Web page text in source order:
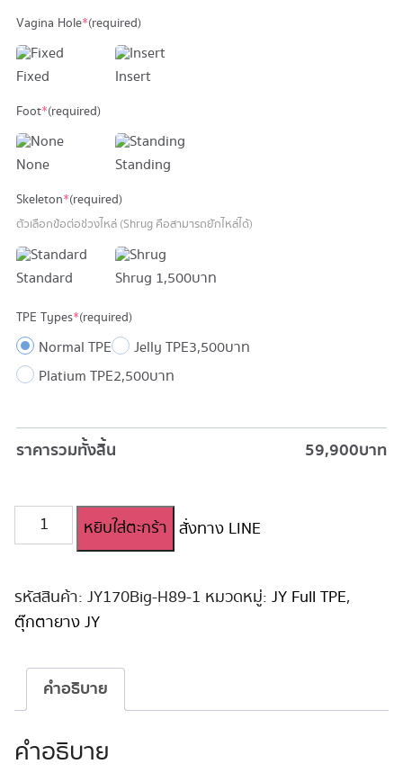
Vagina Hole*(required)
Fixed Insert
Foot*(required)
None Standing
Skeleton*(required)
ตัวเลือกข้อต่อช่วงไหล่ (Shrug คือสามารถยักไหล่ได้)
Standard Shrug 1,500 บาท
TPE Types*(required)
Normal TPE Jelly TPE3,500 บาท
Platium TPE2,500 บาท
ราคารวมทั้งสิ้น 59,900บาท
จำนวน
ตุ๊กตา
สวย
เซ็กซี่
JY
หยิบใส่ตะกร้า สั่งทาง LINE
รหัสสินค้า: JY170Big-H89-1 หมวดหมู่: JY Full TPE,
ตุ๊กตายาง JY
คำอธิบาย
คำอธิบาย